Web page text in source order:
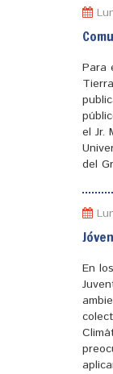
Para
el Jr.
del
En